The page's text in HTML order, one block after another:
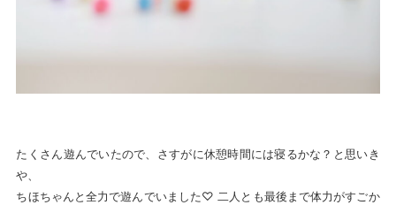
たくさん遊んでいたので、さすがに休憩時間には寝るかな？と思いき
や、
ちほちゃんと全力で遊んでいました♡ 二人とも最後まで体力がすごか